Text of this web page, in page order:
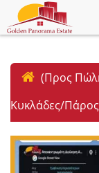
(Προς
Κυκλάδες/